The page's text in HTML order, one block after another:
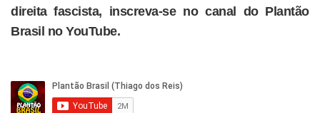
direita fascista, inscreva-se no canal do Plantão
Brasil no YouTube.